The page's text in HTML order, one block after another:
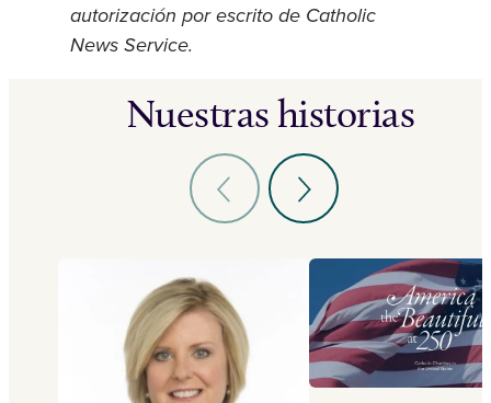
autorización por escrito de Catholic
News Service.
Nuestras historias